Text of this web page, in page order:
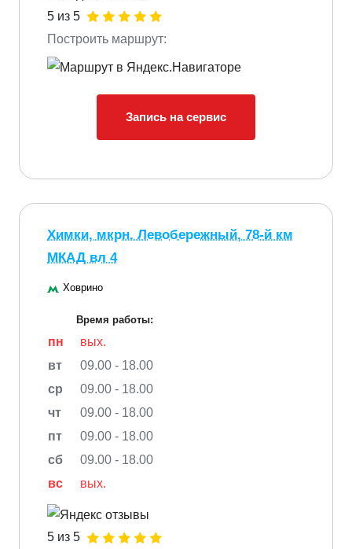
5 из 5
Построить маршрут:
Запись на сервис
Химки, мкрн. Левобережный, 78-й км
МКАД вл 4
Ховрино
Время работы:
пн
вых.
вт
09.00 - 18.00
ср
09.00 - 18.00
чт
09.00 - 18.00
пт
09.00 - 18.00
сб
09.00 - 18.00
вс
вых.
5 из 5